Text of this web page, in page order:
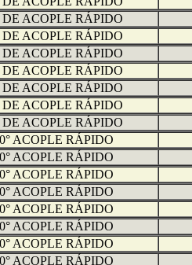
ACOPLE RÁPIDO
ACOPLE RÁPIDO
ACOPLE RÁPIDO
ACOPLE RÁPIDO
ACOPLE RÁPIDO
ACOPLE RÁPIDO
ACOPLE RÁPIDO
ACOPLE RÁPIDO
ACOPLE RÁPIDO
ACOPLE RÁPIDO
ACOPLE RÁPIDO
ACOPLE RÁPIDO
ACOPLE RÁPIDO
ACOPLE RÁPIDO
ACOPLE RÁPIDO